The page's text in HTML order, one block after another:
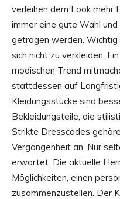
verleihen dem Look mehr
immer eine gute Wahl und
getragen werden. Wichtig
sich nicht zu verkleiden.
modischen Trend
stattdessen auf
Kleidungsstücke sind
Bekleidungsteile, die
Strikte Dresscodes
Vergangenheit an. Nur
erwartet. Die aktuelle
Möglichkeiten, einen
zusammenzustellen. Der